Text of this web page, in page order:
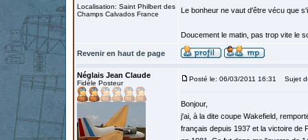
Localisation: Saint Philbert des
Champs Calvados France
Le bonheur ne vaut d'être vécu que
Doucement le matin, pas trop vite le
Revenir en haut de page
Néglais Jean Claude
Fidèle Posteur
Posté le: 06/03/2011 16:31 Sujet
Bonjour,
j'ai, à la dite coupe Wakefield,
français depuis 1937 et la victoire de